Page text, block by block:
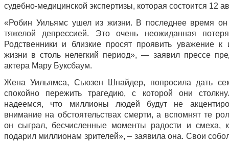
судебно-медицинской экспертизы, которая состоится 12
«Робин Уильямс ушел из жизни. В последнее время
тяжелой депрессией. Это очень неожиданная
Родственники и близкие просят проявить уважение к
жизни в столь нелегкий период», — заявил прессе
актера Мару Буксбаум.
Жена Уильямса, Сьюзен Шнайдер, попросила дать
спокойно пережить трагедию, с которой они
надеемся, что миллионы людей будут не
внимание на обстоятельствах смерти, а вспомнят те
он сыграл, бесчисленные моменты радости и смеха,
подарил миллионам зрителей», – заявила она. Свои